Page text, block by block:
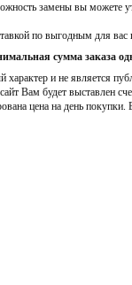
замены вы можете
по выгодным для
сумма заказа
и не является
Вам будет выставлен
цена на день покупки.